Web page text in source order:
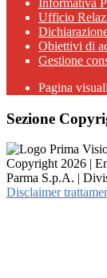
Ufficio
Obiettivi di
Gestione
Pagina
Sezione
Copyright 2026 |
Parma S.p.A. |
Disclaimer